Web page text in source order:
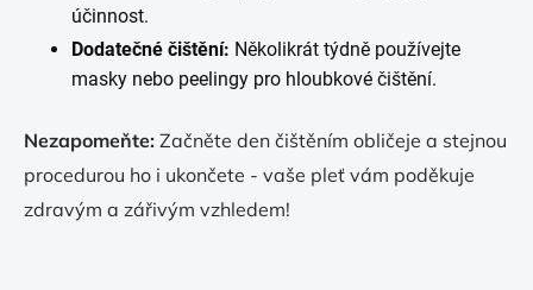
účinnost.
Dodatečné čištění: Několikrát týdně používejte
masky nebo peelingy pro hloubkové čištění.
Nezapomeňte: Začněte den čištěním obličeje a stejnou
procedurou ho i ukončete - vaše pleť vám poděkuje
zdravým a zářivým vzhledem!